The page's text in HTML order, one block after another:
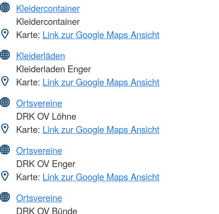
Kleidercontainer
Kleidercontainer
Karte: Link zur Google Maps Ansicht
Kleiderläden
Kleiderladen Enger
Karte: Link zur Google Maps Ansicht
Ortsvereine
DRK OV Löhne
Karte: Link zur Google Maps Ansicht
Ortsvereine
DRK OV Enger
Karte: Link zur Google Maps Ansicht
Ortsvereine
DRK OV Bünde